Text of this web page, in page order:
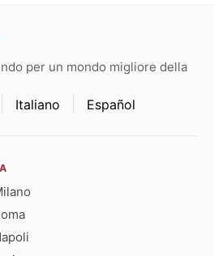
per un mondo migliore della
Italiano Español